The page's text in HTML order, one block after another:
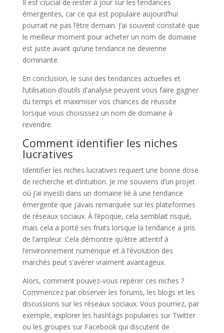
Il est crucial de rester à jour sur les tendances
émergentes, car ce qui est populaire aujourd’hui
pourrait ne pas l’être demain. J’ai souvent constaté que
le meilleur moment pour acheter un nom de domaine
est juste avant qu’une tendance ne devienne
dominante.
En conclusion, le suivi des tendances actuelles et
l’utilisation d’outils d’analyse peuvent vous faire gagner
du temps et maximiser vos chances de réussite
lorsque vous choisissez un nom de domaine à
revendre.
Comment identifier les niches
lucratives
Identifier les niches lucratives requiert une bonne dose
de recherche et d’intuition. Je me souviens d’un projet
où j’ai investi dans un domaine lié à une tendance
émergente que j’avais remarquée sur les plateformes
de réseaux sociaux. À l’époque, cela semblait risqué,
mais cela a porté ses fruits lorsque la tendance a pris
de l’ampleur. Cela démontre qu’être attentif à
l’environnement numérique et à l’évolution des
marchés peut s’avérer vraiment avantageux.
Alors, comment pouvez-vous repérer ces niches ?
Commencez par observer les forums, les blogs et les
discussions sur les réseaux sociaux. Vous pourriez, par
exemple, explorer les hashtags populaires sur Twitter
ou les groupes sur Facebook qui discutent de